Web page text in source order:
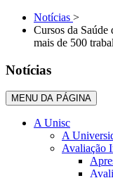
Notícias >
Cursos da
mais de 500
Notícias
MENU DA PÁGINA
A Unisc
A
Avaliação